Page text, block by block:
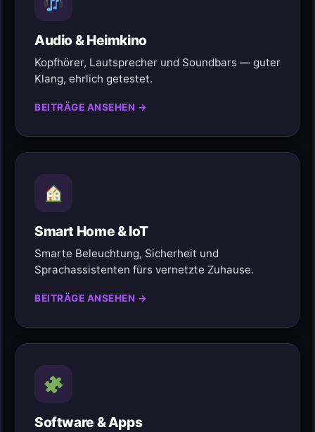
Audio & Heimkino
Kopfhörer, Lautsprecher und Soundbars — guter
Klang, ehrlich getestet.
BEITRÄGE ANSEHEN →
Smart Home & IoT
Smarte Beleuchtung, Sicherheit und
Sprachassistenten fürs vernetzte Zuhause.
BEITRÄGE ANSEHEN →
Software & Apps